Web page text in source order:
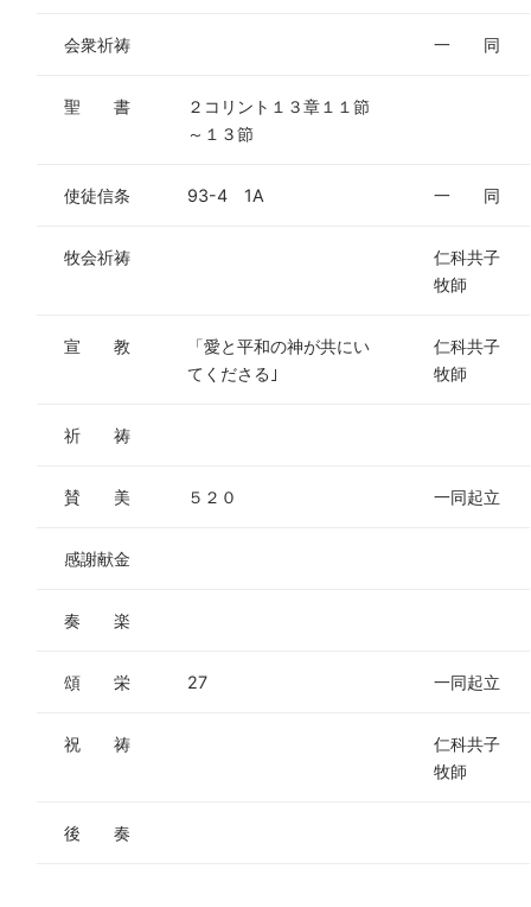
会衆祈祷 一 同
聖 書
２コリント１３章１１節
～１３節
使徒信条 93-4 1A 一 同
牧会祈祷
仁科共子
牧師
宣 教
「愛と平和の神が共にい
てくださる｣
仁科共子
牧師
祈 祷
賛 美 ５２０ 一同起立
感謝献金
奏 楽
頌 栄 27 一同起立
祝 祷
仁科共子
牧師
後 奏